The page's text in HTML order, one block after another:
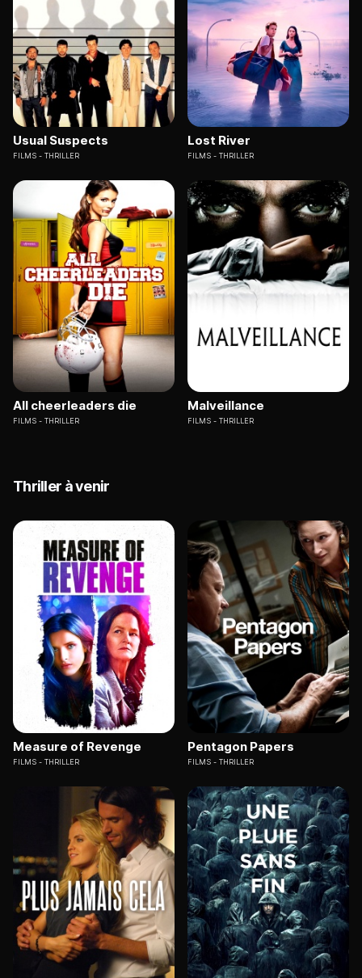
Usual Suspects
FILMS THRILLER
Lost River
FILMS THRILLER
All cheerleaders die
FILMS THRILLER
Malveillance
FILMS THRILLER
Thriller à venir
Measure of Revenge
FILMS THRILLER
Pentagon Papers
FILMS THRILLER